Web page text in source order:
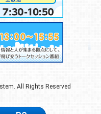
All Rights Reserved